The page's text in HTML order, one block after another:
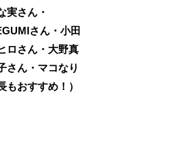
実さん・
さん・小田
ロさん・大野真
さん・マコなり
もおすすめ！）